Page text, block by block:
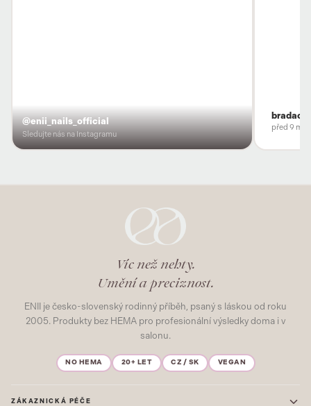
@enii_nails_official
Sledujte nás na Instagramu
před 9
Víc než nehty.
Umění a preciznost.
ENII je česko-slovenský rodinný příběh, psaný s láskou od roku
2005. Produkty bez HEMA pro profesionální výsledky doma i v
salonu.
NO HEMA 20+ LET CZ / SK VEGAN
ZÁKAZNICKÁ PÉČE